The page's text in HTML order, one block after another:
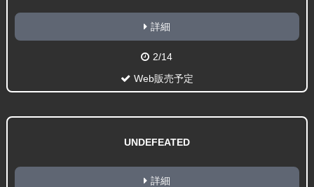
詳細
2/14
Web販売予定
UNDEFEATED
詳細